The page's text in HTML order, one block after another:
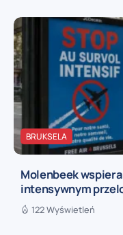
BRUKSELA
Molenbeek
intensywnym
122 Wyświetleń